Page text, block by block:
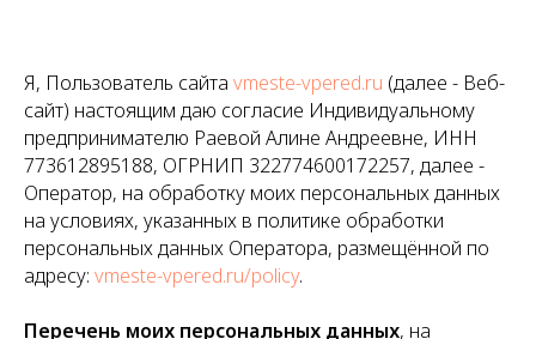
Я, Пользователь сайта vmeste-vpered.ru (далее - Веб-
сайт) настоящим даю согласие Индивидуальному
предпринимателю Раевой Алине Андреевне, ИНН
773612895188, ОГРНИП 322774600172257, далее -
Оператор, на обработку моих персональных данных
на условиях, указанных в политике обработки
персональных данных Оператора, размещённой по
адресу: vmeste-vpered.ru/policy.
Перечень моих персональных данных, на